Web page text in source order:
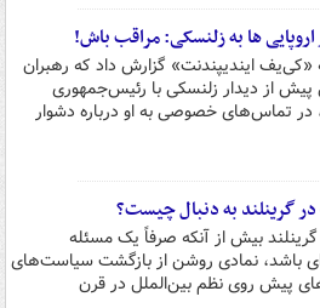
ها به زلنسکی: مراقب باش!
«کی‌یف ایندیپندنت» گزارش داد که رهبران
پیش از دیدار زلنسکی با رئیس‌جمهوری
در تماس‌های خصوصی به او درباره دشوار
گرینلند به دنبال چیست؟
گرینلند بیش از آنکه صرفاً یک مسئله
باشد، نمادی روشن از بازگشت سیاست‌های
پیش روی نظم بین‌الملل در قرن